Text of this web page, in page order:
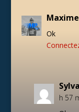
Ok
h 57